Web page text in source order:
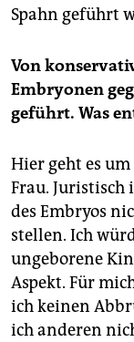
Spahn geführt
Von
Embryonen
geführt. Was
Hier geht es
Frau. Juristisch
des Embryos
stellen. Ich
ungeborene
Aspekt. Für
ich keinen
ich anderen